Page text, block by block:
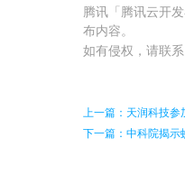
腾讯「腾讯云开
布内容。
如有侵权，请联
上一篇：天润科技
下一篇：中科院揭示